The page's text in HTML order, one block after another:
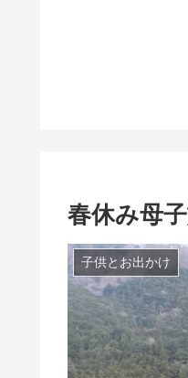
春休み母
子供とお出かけ